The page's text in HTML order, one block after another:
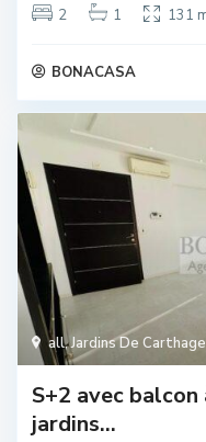
2
1 131
BONACASA
all,Jardins De Carthage
S+2 avec
jardins...